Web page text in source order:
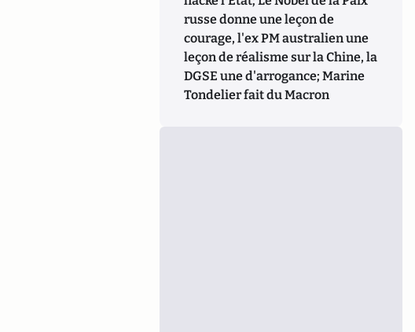
russe donne une leçon de
courage, l'ex PM australien une
leçon de réalisme sur la Chine, la
DGSE une d'arrogance; Marine
Tondelier fait du Macron